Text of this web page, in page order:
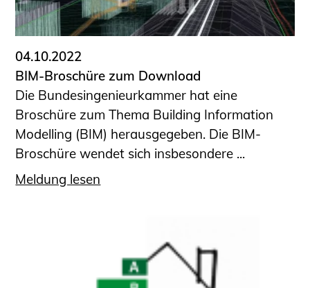
04.10.2022
BIM-Broschüre zum Download
Die Bundesingenieurkammer hat eine
Broschüre zum Thema Building Information
Modelling (BIM) herausgegeben. Die BIM-
Broschüre wendet sich insbesondere ...
Meldung lesen